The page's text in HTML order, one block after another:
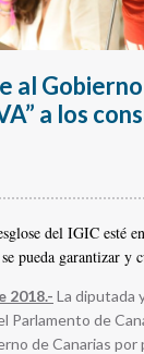
al
a los
del IGIC esté
pueda garantizar y
2018.- La diputada
Parlamento de
de Canarias